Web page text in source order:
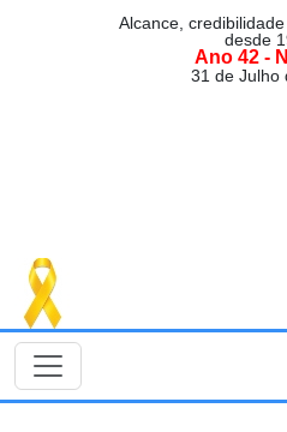
Alcance,
desde
Ano 42 -
31 de Julho